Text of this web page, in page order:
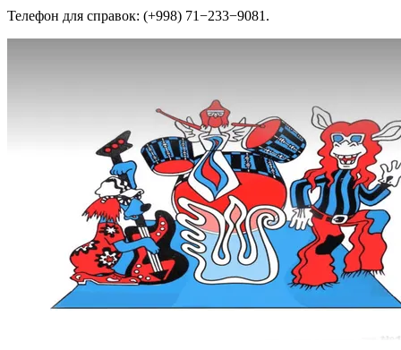
Телефон для справок: (+998) 71−233−9081.